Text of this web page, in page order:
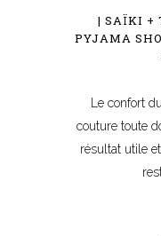
| SAÏKI +
PYJAMA
Le confort
couture toute
résultat utile